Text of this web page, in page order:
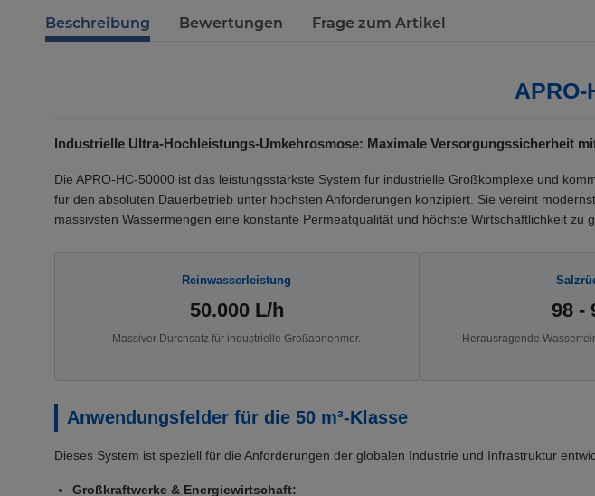
Beschreibung Bewertungen Frage zum Artikel
APRO-
Industrielle Ultra-Hochleistungs-Umkehrosmose: Maximale Versorgungssicherheit
Die APRO-HC-50000 ist das leistungsstärkste System für industrielle Großkomplexe und
für den absoluten Dauerbetrieb unter höchsten Anforderungen konzipiert. Sie vereint
massivsten Wassermengen eine konstante Permeatqualität und höchste Wirtschaftlichkeit zu
Reinwasserleistung
50.000 L/h
Massiver Durchsatz für industrielle Großabnehmer.
98 -
Herausragende
Anwendungsfelder für die 50 m³-Klasse
Dieses System ist speziell für die Anforderungen der globalen Industrie und Infrastruktur
Großkraftwerke & Energiewirtschaft: